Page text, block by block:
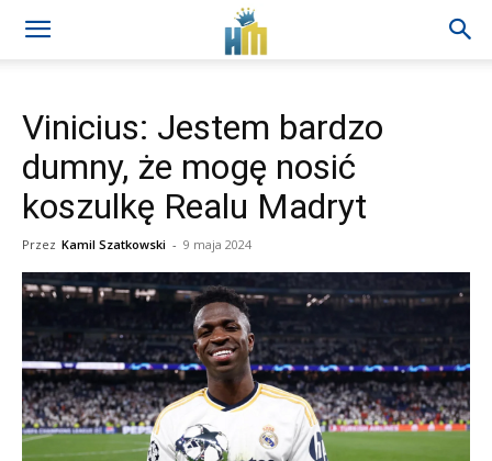
Vinicius: Jestem bardzo
dumny, że mogę nosić
koszulkę Realu Madryt
Przez Kamil Szatkowski - 9 maja 2024